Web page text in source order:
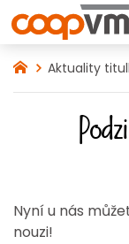
Aktuality
Nyní u nás
nouzi!